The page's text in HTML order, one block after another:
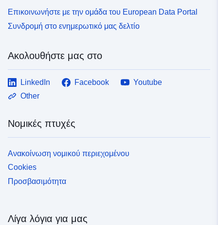
Επικοινωνήστε με την ομάδα του European Data Portal
Συνδρομή στο ενημερωτικό μας δελτίο
Ακολουθήστε μας στο
LinkedIn Facebook
Youtube
Other
Νομικές πτυχές
Ανακοίνωση νομικού περιεχομένου
Cookies
Προσβασιμότητα
Λίγα λόγια για μας